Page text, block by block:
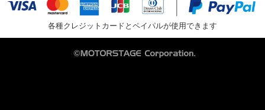
各種クレジットカードとペイパルが使用できます